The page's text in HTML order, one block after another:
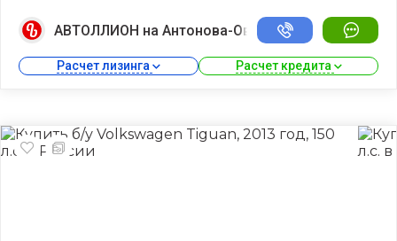
АВТОЛЛИОН на Антонова-Овсеенко
Расчет лизинга Расчет кредита